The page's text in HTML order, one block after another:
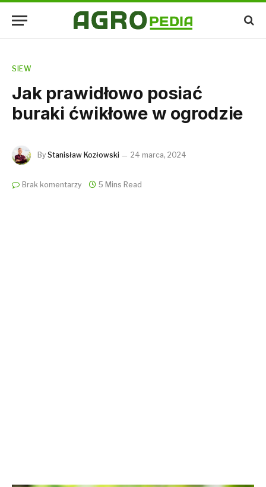
SIEW
Jak prawidłowo posiać
buraki ćwikłowe w ogrodzie
By Stanisław Kozłowski 24 marca, 2024
Brak komentarzy 5 Mins Read